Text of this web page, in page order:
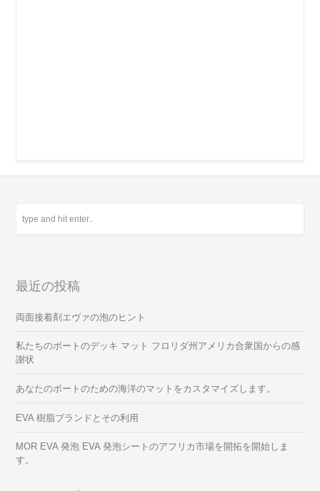
最近の投稿
両面接着剤エヴァの泡のヒント
私たちのボートのデッキ マット フロリダ州アメリカ合衆国からの感
謝状
あなたのボートのための海洋のマットをカスタマイズします。
EVA 樹脂ブランドとその利用
MOR EVA 発泡 EVA 発泡シートのアフリカ市場を開拓を開始しま
す。